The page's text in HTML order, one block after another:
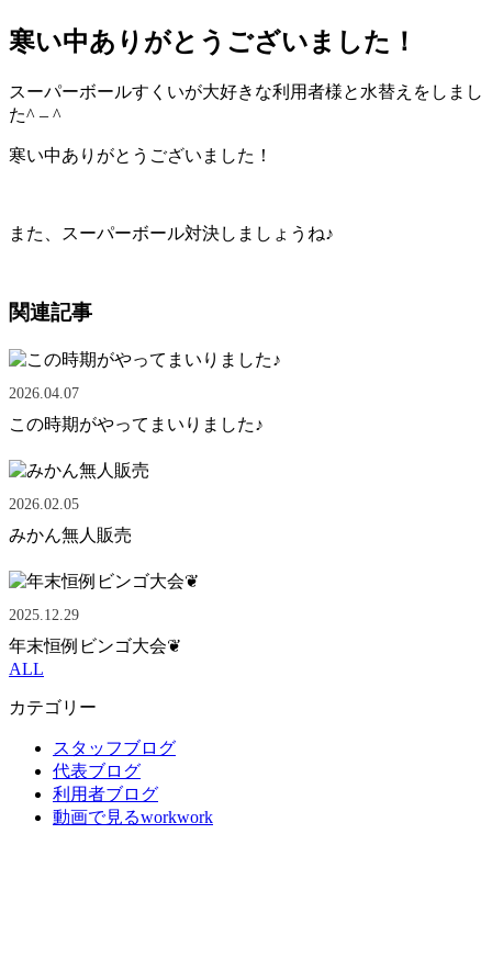
寒い中ありがとうございました！
スーパーボールすくいが大好きな利用者様と水替えをしまし
た^ – ^
寒い中ありがとうございました！
また、スーパーボール対決しましょうね♪
関連記事
2026.04.07
この時期がやってまいりました♪
2026.02.05
みかん無人販売
2025.12.29
年末恒例ビンゴ大会❦
ALL
カテゴリー
スタッフブログ
代表ブログ
利用者ブログ
動画で見るworkwork